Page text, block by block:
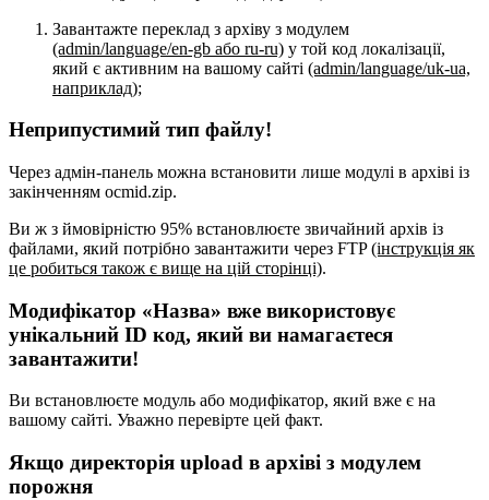
Завантажте переклад з архіву з модулем
(admin/language/en-gb або ru-ru) у той код локалізації,
який є активним на вашому сайті (admin/language/uk-ua,
наприклад);
Неприпустимий тип файлу!
Через адмін-панель можна встановити лише модулі в архіві із
закінченням ocmid.zip.
Ви ж з ймовірністю 95% встановлюєте звичайний архів із
файлами, який потрібно завантажити через FTP(інструкція як
це робиться також є вище на цій сторінці).
Модифікатор «Назва» вже використовує
унікальний ID код, який ви намагаєтеся
завантажити!
Ви встановлюєте модуль або модифікатор, який вже є на
вашому сайті. Уважно перевірте цей факт.
Якщо директорія upload в архіві з модулем
порожня